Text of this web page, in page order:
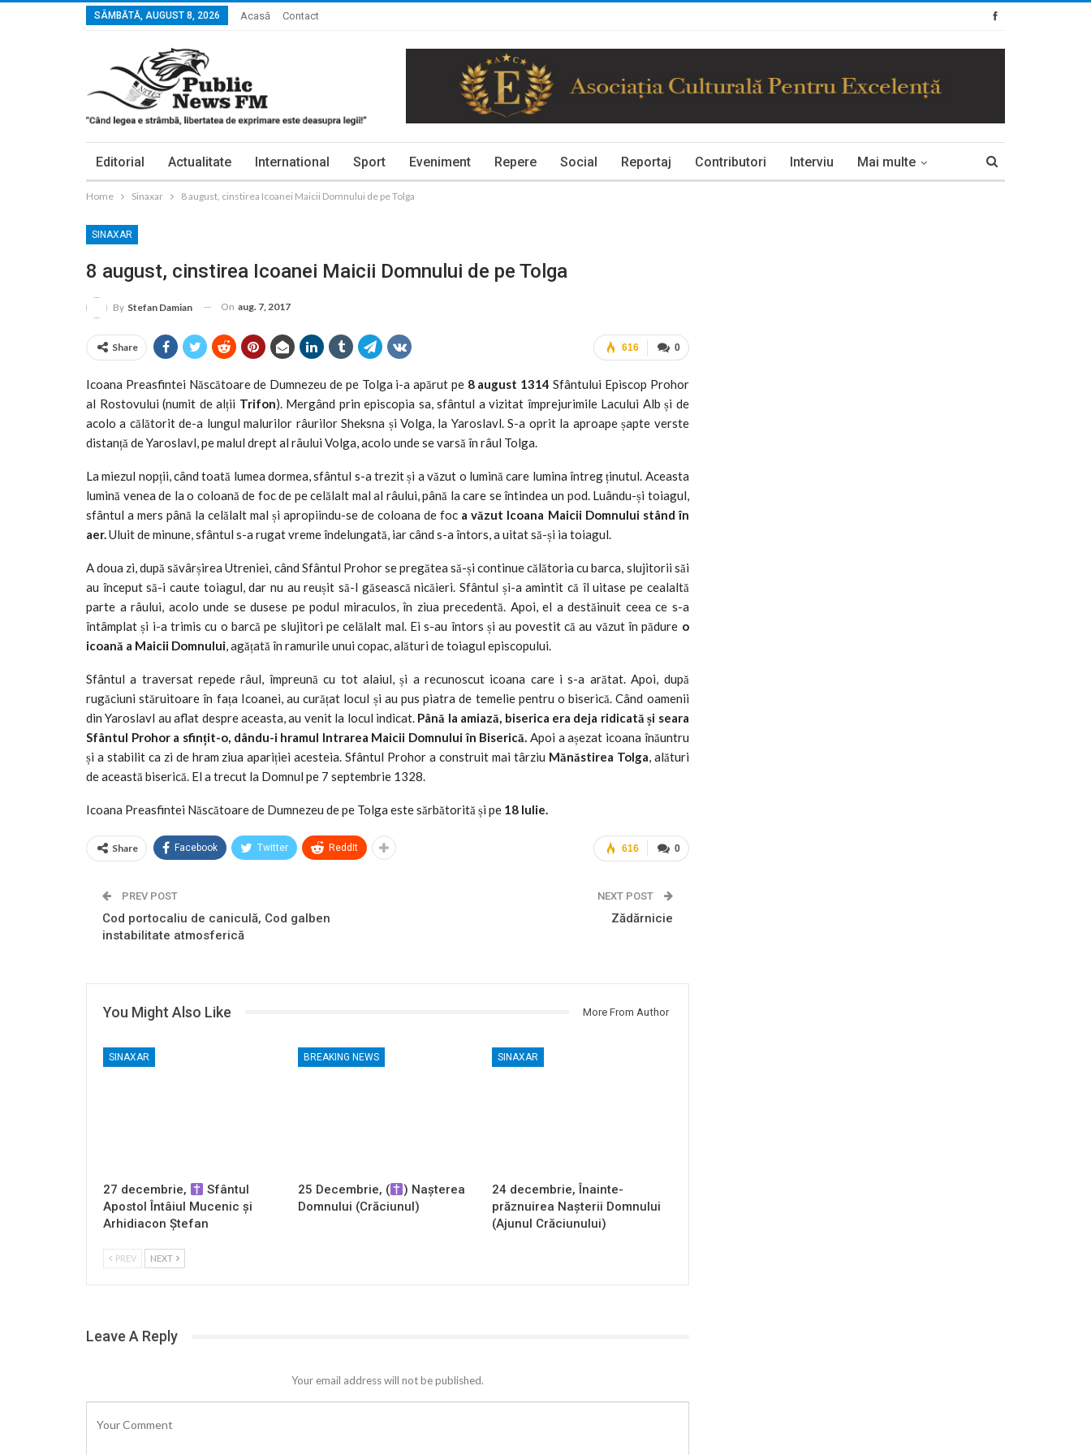
SÂMBĂTĂ, AUGUST 8, 2026 Acasă Contact
Editorial Actualitate International Sport Eveniment Repere Social Reportaj Contributori Interviu Mai multe
Home Sinaxar 8 august, cinstirea Icoanei Maicii Domnului de pe Tolga
SINAXAR
8 august, cinstirea Icoanei Maicii Domnului de pe Tolga
By Stefan Damian On aug. 7, 2017
0
616
Share
Icoana Preasfintei Născătoare de Dumnezeu de pe Tolga i-a apărut pe8 august 1314Sfântului Episcop Prohor
al Rostovului (numit de alții Trifon). Mergând prin episcopia sa, sfântul a vizitat împrejurimile Lacului Alb și de
acolo a călătorit de-a lungul malurilor râurilor Sheksna și Volga, la Yaroslavl. S-a oprit la aproape șapte verste
distanță de Yaroslavl, pe malul drept al râului Volga, acolo unde se varsă în râul Tolga.
La miezul nopții, când toată lumea dormea, sfântul s-a trezit și a văzut o lumină care lumina întreg ținutul. Aceasta
lumină venea de la o coloană de foc de pe celălalt mal al râului, până la care se întindea un pod. Luându-și toiagul,
sfântul a mers până la celălalt mal și apropiindu-se de coloana de foc a văzut Icoana Maicii Domnului stând în
aer.Uluit de minune, sfântul s-a rugat vreme îndelungată, iar când s-a întors, a uitat să-și ia toiagul.
A doua zi, după săvârșirea Utreniei, când Sfântul Prohor se pregătea să-și continue călătoria cu barca, slujitorii săi
au început să-i caute toiagul, dar nu au reușit să-l găsească nicăieri. Sfântul și-a amintit că îl uitase pe cealaltă
parte a râului, acolo unde se dusese pe podul miraculos, în ziua precedentă. Apoi, el a destăinuit ceea ce s-a
întâmplat și i-a trimis cu o barcă pe slujitori pe celălalt mal. Ei s-au întors și au povestit că au văzut în pădure o
icoană a Maicii Domnului, agățată în ramurile unui copac, alături de toiagul episcopului.
Sfântul a traversat repede râul, împreună cu tot alaiul, și a recunoscut icoana care i s-a arătat. Apoi, după
rugăciuni stăruitoare în fața Icoanei, au curățat locul și au pus piatra de temelie pentru o biserică. Când oamenii
din Yaroslavl au aflat despre aceasta, au venit la locul indicat. Până la amiază, biserica era deja ridicată și seara
Sfântul Prohor a sfințit-o, dându-i hramul Intrarea Maicii Domnului în Biserică.Apoi a așezat icoana înăuntru
și a stabilit ca zi de hram ziua apariției acesteia. Sfântul Prohor a construit mai târziu Mănăstirea Tolga, alături
de această biserică. El a trecut la Domnul pe 7 septembrie 1328.
Icoana Preasfintei Născătoare de Dumnezeu de pe Tolga este sărbătorită și pe 18 Iulie.
0
616
Share Facebook Twitter ReddIt
PREV POST
Cod portocaliu de caniculă, Cod galben
instabilitate atmosferică
NEXT POST
Zădărnicie
You Might Also Like More From Author
SINAXAR
27 decembrie,
Sfântul
Apostol Întâiul Mucenic și
Arhidiacon Ștefan
BREAKING NEWS
25 Decembrie, (
) Nașterea
Domnului (Crăciunul)
SINAXAR
24 decembrie, Înainte-
prăznuirea Naşterii Domnului
(Ajunul Crăciunului)
PREV NEXT
Leave A Reply
Your email address will not be published.